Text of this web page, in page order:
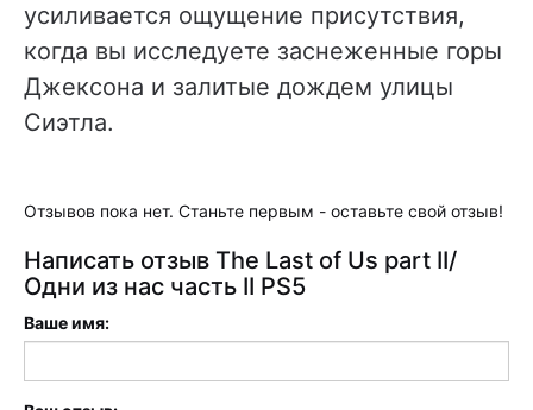
усиливается ощущение присутствия,
когда вы исследуете заснеженные горы
Джексона и залитые дождем улицы
Сиэтла.
Отзывов пока нет. Станьте первым - оставьте свой отзыв!
Написать отзыв The Last of Us part II/
Одни из нас часть II PS5
Ваше имя: